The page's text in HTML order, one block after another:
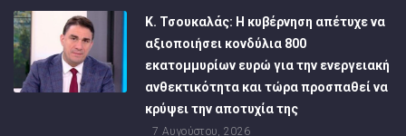
Κ. Τσουκαλάς: Η κυβέρνηση απέτυχε να
αξιοποιήσει κονδύλια 800
εκατομμυρίων ευρώ για την ενεργειακή
ανθεκτικότητα και τώρα προσπαθεί να
κρύψει την αποτυχία της
7 Αυγούστου, 2026